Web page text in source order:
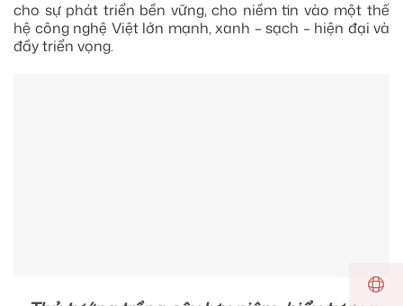
cho sự phát triển bền vững, cho niềm tin vào một thế
hệ công nghệ Việt lớn mạnh, xanh – sạch – hiện đại và
đầy triển vọng.